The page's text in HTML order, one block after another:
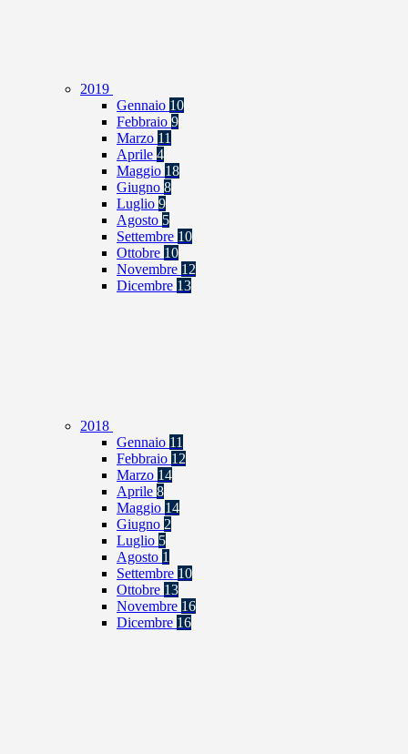
2019
Gennaio 10
Febbraio 9
Marzo 11
Aprile 4
Maggio 18
Giugno 8
Luglio 9
Agosto 5
Settembre 10
Ottobre 10
Novembre 12
Dicembre 13
2018
Gennaio 11
Febbraio 12
Marzo 14
Aprile 8
Maggio 14
Giugno 2
Luglio 5
Agosto 1
Settembre 10
Ottobre 13
Novembre 16
Dicembre 16